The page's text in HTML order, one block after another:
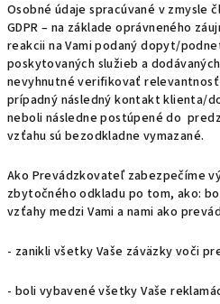
Osobné údaje spracúvané v zmysle
GDPR – na základe oprávneného
reakcii na Vami podaný dopyt/
poskytovaných služieb a
nevyhnutné verifikovať
prípadný následný kontakt klienta/
neboli následne postúpené do
vzťahu sú bezodkladne vymazané.
Ako Prevádzkovateľ zabezpečíme
zbytočného odkladu po tom, ako:
vzťahy medzi Vami a nami ako
- zanikli všetky Vaše záväzky voči
- boli vybavené všetky Vaše